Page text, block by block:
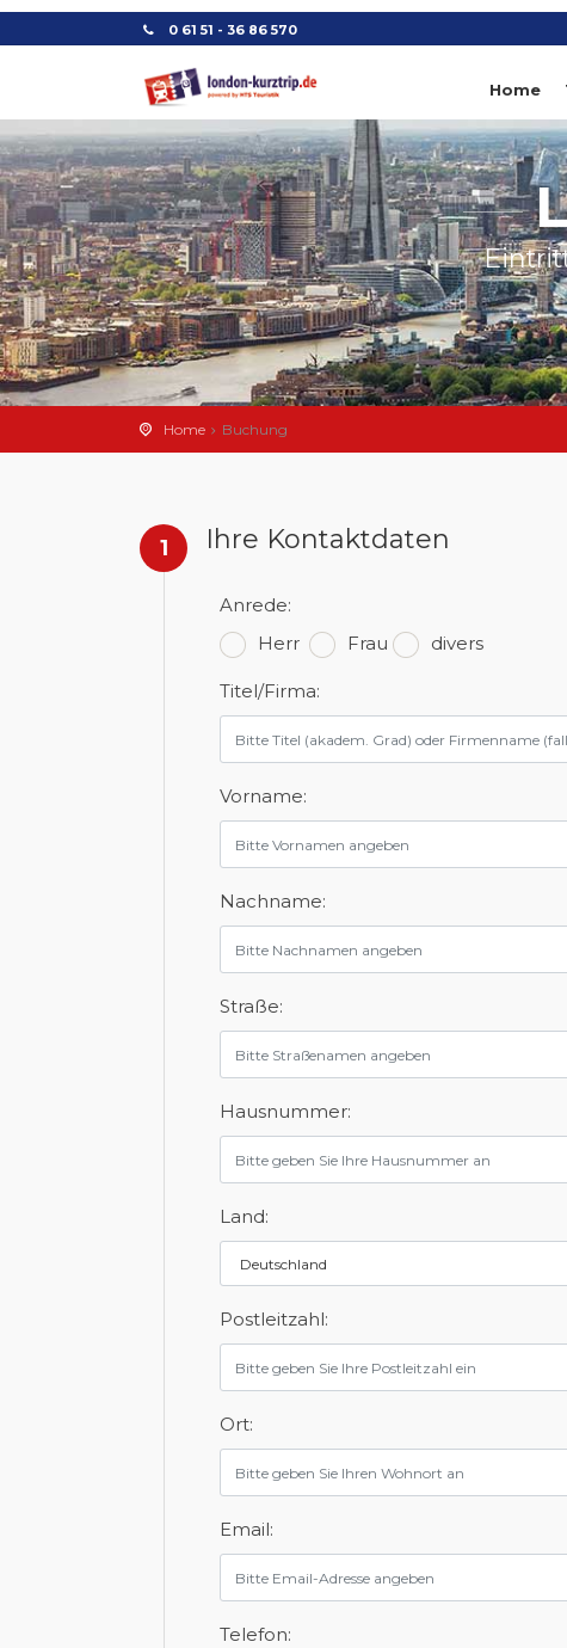
0 61 51 - 36 86 570
Home
Home Buchung
1 Ihre Kontaktdaten
Anrede:
Herr
Frau divers
Titel/Firma:
Vorname:
Nachname:
Straße:
Hausnummer:
Land:
Postleitzahl:
Ort:
Email:
Telefon: